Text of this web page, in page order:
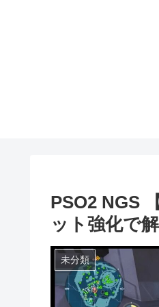
PSO2 NGS
ット強化で
未分類